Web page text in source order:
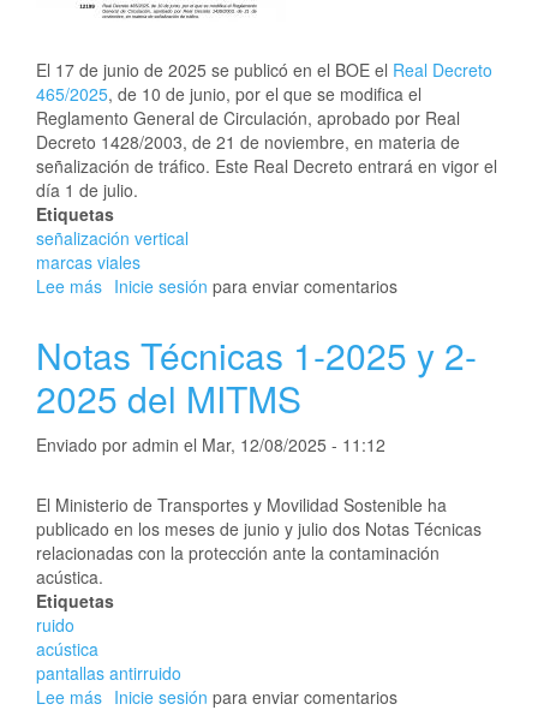
El 17 de junio de 2025 se publicó en el BOE el Real Decreto
465/2025, de 10 de junio, por el que se modifica el
Reglamento General de Circulación, aprobado por Real
Decreto 1428/2003, de 21 de noviembre, en materia de
señalización de tráfico. Este Real Decreto entrará en vigor el
día 1 de julio.
Etiquetas
señalización vertical
marcas viales
Lee más sobre
Reglamento
General
de
Inicie sesión para enviar comentarios
Notas Técnicas 1-2025 y 2-
2025 del MITMS
Enviado por admin el Mar, 12/08/2025 - 11:12
El Ministerio de Transportes y Movilidad Sostenible ha
publicado en los meses de junio y julio dos Notas Técnicas
relacionadas con la protección ante la contaminación
acústica.
Etiquetas
ruido
acústica
pantallas antirruido
Lee más sobre
Inicie sesión para enviar comentarios